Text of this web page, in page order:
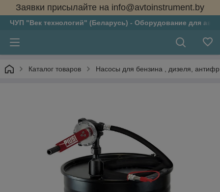
Заявки присылайте на info@avtoinstrument.by
ЧУП "Век технологий" (Беларусь) - Оборудование для
Каталог товаров Насосы для бензина , дизеля,